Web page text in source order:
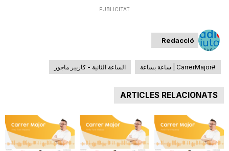
r
a
PUBLICITAT
Redacció
#CarrerMajor | ساعة بساعة الساعة الثانية - كاريير ماجور
ARTICLES RELACIONATS